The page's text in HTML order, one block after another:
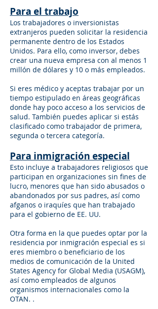
Para el trabajo
Los trabajadores o inversionistas
extranjeros pueden solicitar la residencia
permanente dentro de los Estados
Unidos. Para ello, como inversor, debes
crear una nueva empresa con al menos 1
millón de dólares y 10 o más empleados.
Si eres médico y aceptas trabajar por un
tiempo estipulado en áreas geográficas
donde hay poco acceso a los servicios de
salud. También puedes aplicar si estás
clasificado como trabajador de primera,
segunda o tercera categoría.
Para inmigración especial
Esto incluye a trabajadores religiosos que
participan en organizaciones sin fines de
lucro, menores que han sido abusados o
abandonados por sus padres, así como
afganos o iraquíes que han trabajado
para el gobierno de EE. UU.
Otra forma en la que puedes optar por la
residencia por inmigración especial es si
eres miembro o beneficiario de los
medios de comunicación de la United
States Agency for Global Media (USAGM),
así como empleados de algunos
organismos internacionales como la
OTAN. .